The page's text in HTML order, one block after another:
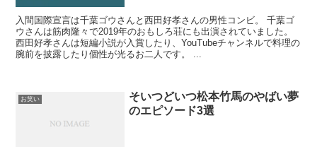
入間国際宣言は千葉ゴウさんと西田好孝さんの男性コンビ。 千葉ゴ
ウさんは筋肉隆々で2019年のおもしろ荘にも出演されていました。
西田好孝さんは短編小説が入賞したり、YouTubeチャンネルで料理の
腕前を披露したり個性が光るお二人です。 ...
お笑い
そいつどいつ松本竹馬のやばい夢
のエピソード3選